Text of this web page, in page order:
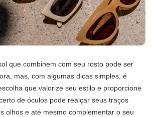
que combinem com seu rosto pode ser
mas, com algumas dicas simples, é
que valorize seu estilo e proporcione
de óculos pode realçar seus traços
olhos e até mesmo complementar o seu